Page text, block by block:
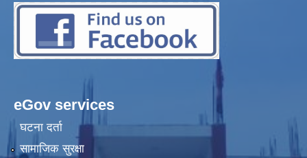
eGov services
घटना दर्ता
सामाजिक सुरक्षा